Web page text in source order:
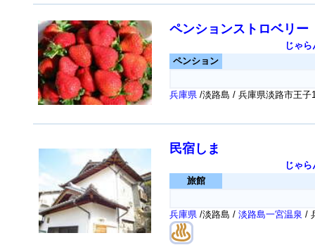
ペンションストロベリー
じゃら
ペンション
兵庫県 /淡路島 / 兵庫県淡路市王子
民宿しま
じゃら
旅館
兵庫県 /淡路島 / 淡路島一宮温泉 /